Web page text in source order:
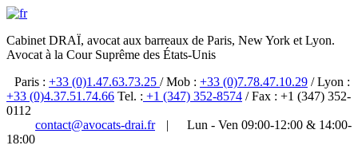
Cabinet DRAÏ, avocat aux barreaux de Paris, New York et Lyon.
Avocat à la Cour Suprême des États-Unis
Paris : +33 (0)1.47.63.73.25 / Mob : +33 (0)7.78.47.10.29 / Lyon :
+33 (0)4.37.51.74.66 Tel. : +1 (347) 352-8574 / Fax : +1 (347) 352-
0112
contact@avocats-drai.fr
|
Lun - Ven 09:00-12:00 & 14:00-
18:00